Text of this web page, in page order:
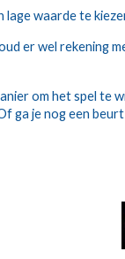
lage waarde te
er wel rekening
om het spel te
ga je nog een